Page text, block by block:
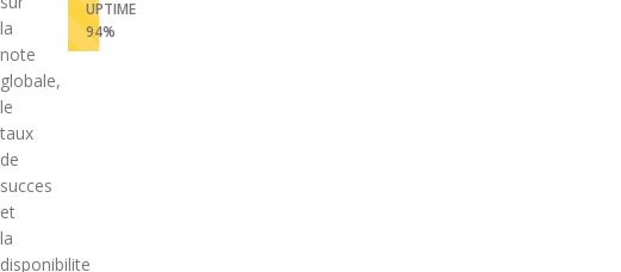
la
note
globale,
le
taux
de
succes
et
la
disponibilite
UPTIME
94%